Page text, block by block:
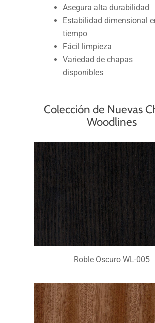
Asegura alta durabilidad
Estabilidad dimensional
tiempo
Fácil limpieza
Variedad de chapas
disponibles
Colección de Nuevas
Woodlines
Roble Oscuro WL-005